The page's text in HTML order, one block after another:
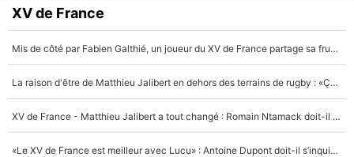
XV de France
Mis de côté par Fabien Galthié, un joueur du XV de France partage sa frustration : «ils ne me l’ont pas dit tout de suite»
La raison d'être de Matthieu Jalibert en dehors des terrains de rugby : «Ça m'atteint autant que si tu touches à un membre de ma famille»
XV de France - Matthieu Jalibert a tout changé : Romain Ntamack doit-il s’inquiéter pour sa place à un an de la Coupe du monde ?
«Le XV de France est meilleur avec Lucu» : Antoine Dupont doit-il s’inquiéter pour sa place ?